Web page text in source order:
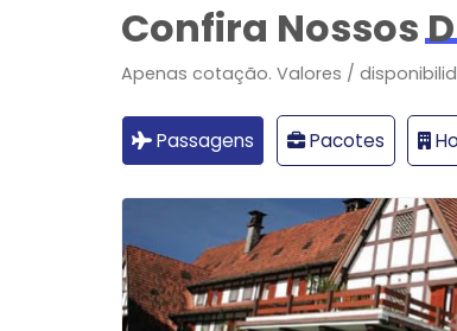
Confira Nossos
Apenas cotação. Valores /
Passagens Pacotes